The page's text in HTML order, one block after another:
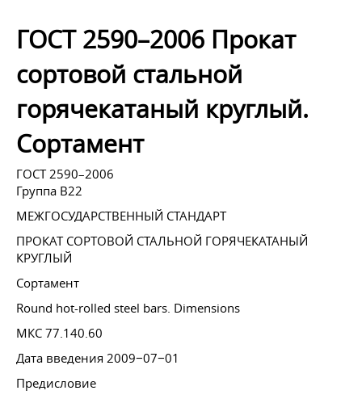
ГОСТ 2590–2006 Прокат
сортовой стальной
горячекатаный круглый.
Сортамент
ГОСТ 2590–2006
Группа В22
МЕЖГОСУДАРСТВЕННЫЙ СТАНДАРТ
ПРОКАТ СОРТОВОЙ СТАЛЬНОЙ ГОРЯЧЕКАТАНЫЙ
КРУГЛЫЙ
Сортамент
Round hot-rolled steel bars. Dimensions
МКС 77.140.60
Дата введения 2009−07−01
Предисловие